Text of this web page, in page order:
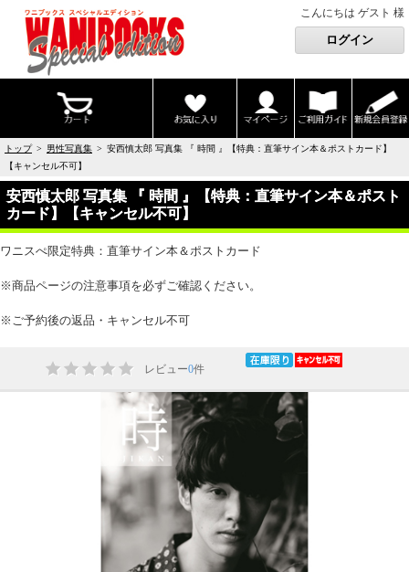
こんにちは ゲスト 様
トップ> 男性写真集 > 安西慎太郎 写真集 『 時間 』【特典：直筆サイン本＆ポストカード】
【キャンセル不可】
安西慎太郎 写真集 『 時間 』【特典：直筆サイン本＆ポスト
カード】【キャンセル不可】
ワニスぺ限定特典：直筆サイン本＆ポストカード
※商品ページの注意事項を必ずご確認ください。
※ご予約後の返品・キャンセル不可
レビュー0件